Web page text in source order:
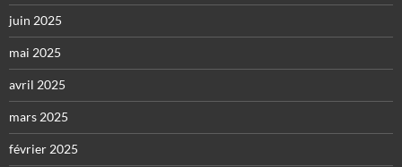
juin 2025
mai 2025
avril 2025
mars 2025
février 2025